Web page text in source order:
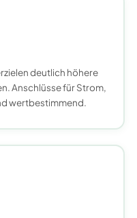
deutlich höhere
Anschlüsse für Strom,
wertbestimmend.